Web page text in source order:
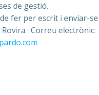
de gestió.
de fer per escrit i enviar-se
· Correu electrònic: